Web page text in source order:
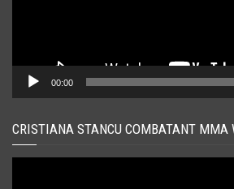
00:00
CRISTIANA STANCU COMBATANT MMA